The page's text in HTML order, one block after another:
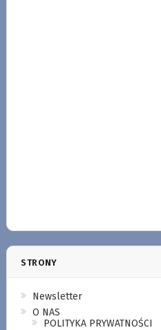
STRONY
Newsletter
O NAS
POLITYKA PRYWATNOŚCI